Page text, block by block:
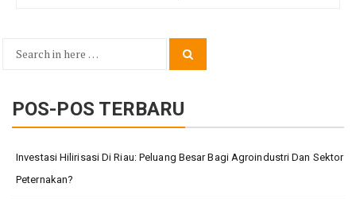
Search
POS-POS TERBARU
Investasi Hilirisasi Di Riau: Peluang Besar Bagi Agroindustri Dan Sektor
Peternakan?